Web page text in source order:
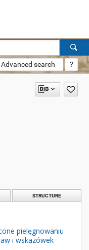
Advanced search ?
STRUCTURE
pielęgnowaniu
i wskazówek